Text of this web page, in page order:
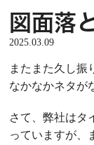
図面落
2025.03.09
またまた久し振
なかなかネタが
さて、弊社はタ
っていますが、